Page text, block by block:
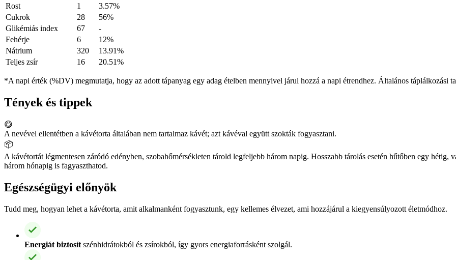
Rost
1
3.57%
Cukrok
28
56%
Glikémiás index
67
-
Fehérje
6
12%
Nátrium
320
13.91%
Teljes zsír
16 20.51%
*A napi érték (%DV) megmutatja, hogy az adott tápanyag egy adag ételben mennyivel járul hozzá a napi étrendhez. Általános táplálkozási
Tények és tippek
😋
A nevével ellentétben a kávétorta általában nem tartalmaz kávét; azt kávéval együtt szokták fogyasztani.
📦
A kávétortát légmentesen záródó edényben, szobahőmérsékleten tárold legfeljebb három napig. Hosszabb tárolás esetén hűtőben egy hétig,
három hónapig is fagyaszthatod.
Egészségügyi előnyök
Tudd meg, hogyan lehet a kávétorta, amit alkalmanként fogyasztunk, egy kellemes élvezet, ami hozzájárul a kiegyensúlyozott életmódhoz.
Energiát biztosít szénhidrátokból és zsírokból, így gyors energiaforrásként szolgál.